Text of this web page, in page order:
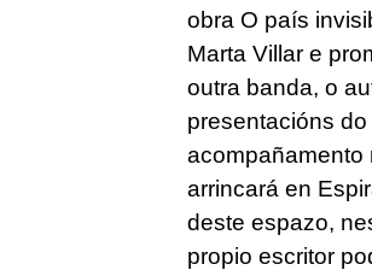
obra O país
Marta Villar e
outra banda, o
presentacións
acompañamento
arrincará en
deste espazo,
propio escritor